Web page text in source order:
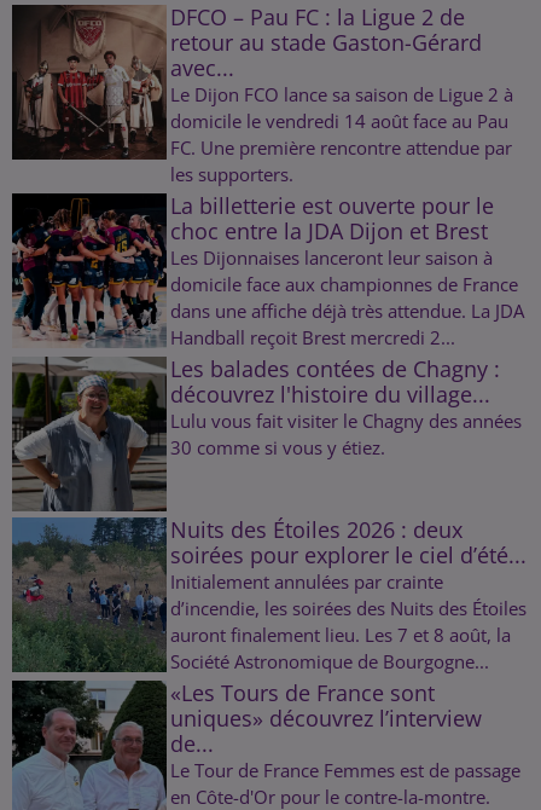
DFCO – Pau FC : la Ligue 2 de
retour au stade Gaston-Gérard
avec...
Le Dijon FCO lance sa saison de Ligue 2 à
domicile le vendredi 14 août face au Pau
FC. Une première rencontre attendue par
les supporters.
La billetterie est ouverte pour le
choc entre la JDA Dijon et Brest
Les Dijonnaises lanceront leur saison à
domicile face aux championnes de France
dans une affiche déjà très attendue. La JDA
Handball reçoit Brest mercredi 2...
Les balades contées de Chagny :
découvrez l'histoire du village...
Lulu vous fait visiter le Chagny des années
30 comme si vous y étiez.
Nuits des Étoiles 2026 : deux
soirées pour explorer le ciel d’été...
Initialement annulées par crainte
d’incendie, les soirées des Nuits des Étoiles
auront finalement lieu. Les 7 et 8 août, la
Société Astronomique de Bourgogne...
«Les Tours de France sont
uniques» découvrez l’interview
de...
Le Tour de France Femmes est de passage
en Côte-d'Or pour le contre-la-montre.